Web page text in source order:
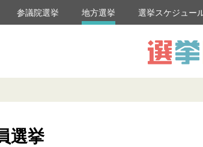
参議院選挙 地方選挙 選挙スケジュー
選挙